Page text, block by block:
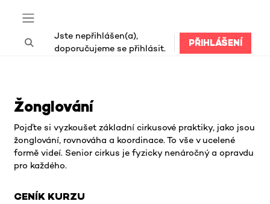
Boční panel
Přepnout vyhledávání
Jste nepřihlášen(a),
doporučujeme se přihlásit.
PŘIHLÁŠENÍ
Bloky hlavního obsahu
Žonglování
Pojďte si vyzkoušet základní cirkusové praktiky, jako jsou
žonglování, rovnováha a koordinace. To vše v ucelené
formě videí. Senior cirkus je fyzicky nenáročný a opravdu
pro každého.
CENÍK KURZU